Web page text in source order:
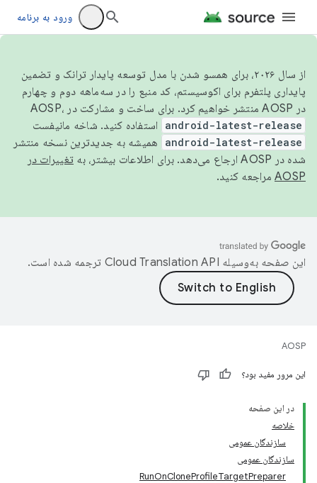
ورود به برنامه
از سال ۲۰۲۶، برای همسو شدن با مدل توسعه پایدار ترانک و تضمین
پایداری پلتفرم برای اکوسیستم، کد منبع را در سه‌ماهه دوم و چهارم
در AOSP منتشر خواهیم کرد. برای ساخت و مشارکت در AOSP،
android-latest-release استفاده کنید. شاخه مانیفست
android-latest-release
همیشه به جدیدترین نسخه منتشر
شده در AOSP ارجاع می‌دهد. برای اطلاعات بیشتر، به
تغییرات در
AOSP مراجعه کنید.
این صفحه به‌وسیله ترجمه شده است.
AOSP
این مرور مفید بود؟
در این صفحه
خلاصه
سازندگان عمومی
سازندگان عمومی
RunOnCloneProfileTargetPreparer